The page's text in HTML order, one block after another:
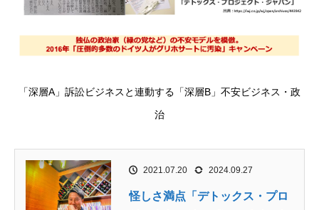
「深層A」訴訟ビジネスと連動する「深層B」不安ビジネス・政
治
2021.07.20 2024.09.27
怪しさ満点「デトックス・プロ